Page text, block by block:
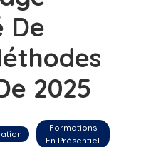
De
2025
Formations
En Présentiel